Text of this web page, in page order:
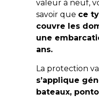
valeur à neuf,
savoir que ce
couvre les
une
ans.
La protection
s’applique
bateaux,